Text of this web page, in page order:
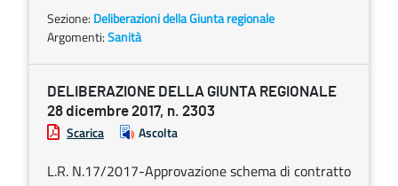
Sezione: Deliberazioni della Giunta regionale
Argomenti:Sanità
DELIBERAZIONE DELLA GIUNTA REGIONALE
28 dicembre 2017, n. 2303
Scarica Ascolta
L.R. N.17/2017-Approvazione schema di contratto